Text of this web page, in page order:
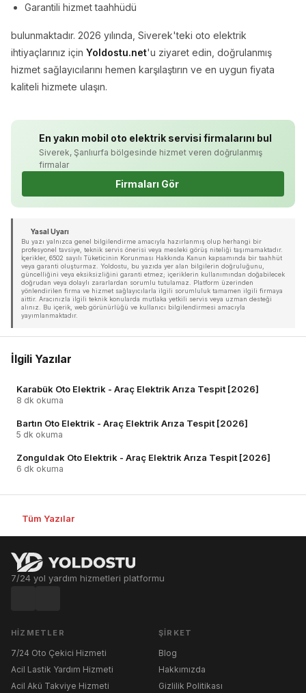
Garantili hizmet taahhüdü
bulunmaktadır. 2026 yılında, Siverek'teki oto elektrik
ihtiyaçlarınız için Yoldostu.net'u ziyaret edin, doğrulanmış
hizmet sağlayıcılarını hemen karşılaştırın ve en uygun fiyata
kaliteli hizmete ulaşın.
En yakın mobil oto elektrik servisi firmalarını bul
Siverek, Şanlıurfa bölgesinde hizmet veren doğrulanmış
firmalar
Firmaları Gör
Yasal Uyarı
Bu yazı yalnızca genel bilgilendirme amacıyla hazırlanmış olup herhangi bir
profesyonel tavsiye, teknik servis önerisi veya mesleki görüş niteliği taşımamaktadır.
İçerikler, 6502 sayılı Tüketicinin Korunması Hakkında Kanun kapsamında bir taahhüt
veya garanti oluşturmaz. Yoldostu, bu yazıda yer alan bilgilerin doğruluğunu,
güncelliğini veya eksiksizliğini garanti etmez; içeriklerin kullanımından doğabilecek
doğrudan veya dolaylı zararlardan sorumlu tutulamaz. Platform üzerinden
yönlendirilen firma ve hizmet sağlayıcılarla ilgili sorumluluk tamamen ilgili firmaya
aittir. Aracınızla ilgili teknik konularda mutlaka yetkili servis veya uzman desteği
alınız. Bu içerik, web görünürlüğü ve kullanıcı bilgilendirmesi amacıyla
yayımlanmaktadır.
İlgili Yazılar
Karabük Oto Elektrik - Araç Elektrik Arıza Tespit [2026]
8 dk okuma
Bartın Oto Elektrik - Araç Elektrik Arıza Tespit [2026]
5 dk okuma
Zonguldak Oto Elektrik - Araç Elektrik Arıza Tespit [2026]
6 dk okuma
Tüm Yazılar
7/24 yol yardım hizmetleri platformu
HIZMETLER
7/24 Oto Çekici Hizmeti
Acil Lastik Yardım Hizmeti
Acil Akü Takviye Hizmeti
ŞIRKET
Blog
Hakkımızda
Gizlilik Politikası